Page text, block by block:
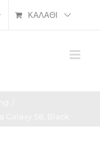
ΚΑΛΆΘΙ